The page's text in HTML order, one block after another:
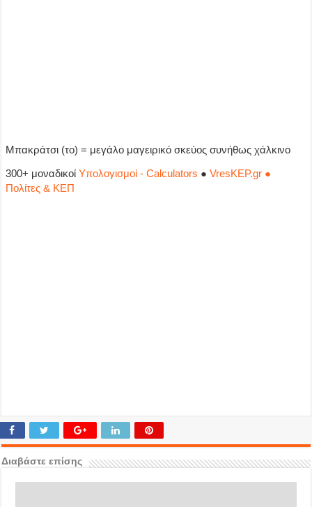
Μπακράτσι (το) = μεγάλο μαγειρικό σκεύος συνήθως χάλκινο
300+ μοναδικοίΥπολογισμοί - Calculators ●VresKEP.gr ●
Πολίτες & ΚΕΠ
Διαβάστε επίσης